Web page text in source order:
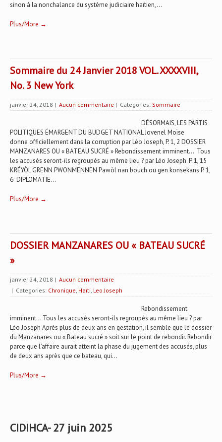
sinon à la nonchalance du système judiciaire haïtien,...
Plus/More →
Sommaire du 24 Janvier 2018 VOL. XXXXVIII,
No. 3 New York
janvier 24, 2018 | Aucun commentaire | Categories: Sommaire
DÉSORMAIS, LES PARTIS
POLITIQUES ÉMARGENT DU BUDGET NATIONAL Jovenel Moïse
donne officiellement dans la corruption par Léo Joseph, P. 1, 2 DOSSIER
MANZANARES OU « BATEAU SUCRÉ » Rebondissement imminent... Tous
les accusés seront-ils regroupés au même lieu ? par Léo Joseph. P. 1, 15
KRÉYÒL GRENN PWONMENNEN Pawòl nan bouch ou gen konsekans P. 1,
6 DIPLOMATIE...
Plus/More →
DOSSIER MANZANARES OU « BATEAU SUCRÉ
»
janvier 24, 2018 | Aucun commentaire
| Categories: Chronique, Haïti, Leo Joseph
Rebondissement
imminent... Tous les accusés seront-ils regroupés au même lieu ? par
Léo Joseph Après plus de deux ans en gestation, il semble que le dossier
du Manzanares ou « Bateau sucré » soit sur le point de rebondir. Rebondir
parce que l’affaire aurait atteint la phase du jugement des accusés, plus
de deux ans après que ce bateau, qui...
Plus/More →
CIDIHCA- 27 juin 2025